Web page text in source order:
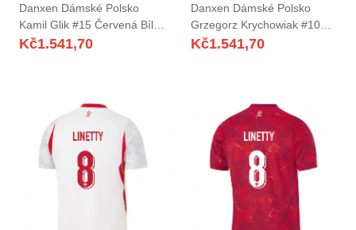
Danxen Dámské Polsko
Kamil Glik #15 Červená Bílá
Daleko Hráčské Dresy 26-28
Kč1.541,70
Danxen Dámské Polsko
Grzegorz Krychowiak #10
Bílá Červená Šedá Domů
Kč1.541,70